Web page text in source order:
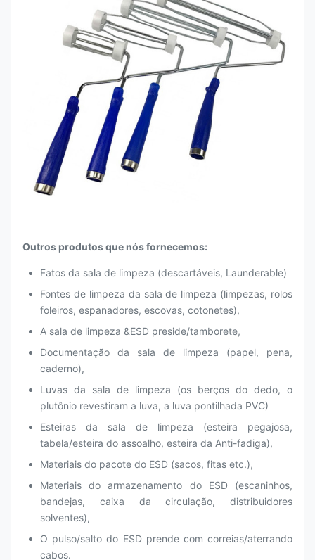
Outros produtos que nós fornecemos:
Fatos da sala de limpeza (descartáveis, Launderable)
Fontes de limpeza da sala de limpeza (limpezas, rolos
foleiros, espanadores, escovas, cotonetes),
A sala de limpeza &ESD preside/tamborete,
Documentação da sala de limpeza (papel, pena,
caderno),
Luvas da sala de limpeza (os berços do dedo, o
plutônio revestiram a luva, a luva pontilhada PVC)
Esteiras da sala de limpeza (esteira pegajosa,
tabela/esteira do assoalho, esteira da Anti-fadiga),
Materiais do pacote do ESD (sacos, fitas etc.),
Materiais do armazenamento do ESD (escaninhos,
bandejas, caixa da circulação, distribuidores
solventes),
O pulso/salto do ESD prende com correias/aterrando
cabos.